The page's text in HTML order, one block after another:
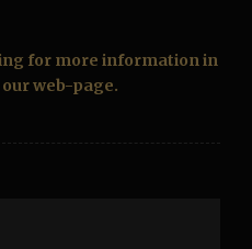
for more information in
web-page.